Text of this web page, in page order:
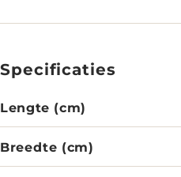
Specificaties
Lengte (cm)
Breedte (cm)